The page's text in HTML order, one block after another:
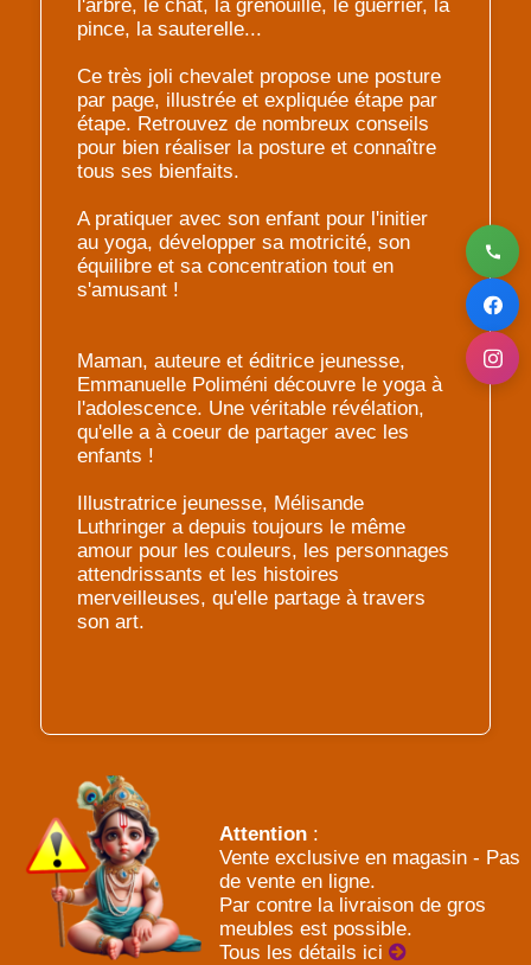
l'arbre, le chat, la grenouille, le guerrier, la
pince, la sauterelle...
Ce très joli chevalet propose une posture
par page, illustrée et expliquée étape par
étape. Retrouvez de nombreux conseils
pour bien réaliser la posture et connaître
tous ses bienfaits.
A pratiquer avec son enfant pour l'initier
au yoga, développer sa motricité, son
équilibre et sa concentration tout en
s'amusant !
Maman, auteure et éditrice jeunesse,
Emmanuelle Poliméni découvre le yoga à
l'adolescence. Une véritable révélation,
qu'elle a à coeur de partager avec les
enfants !
Illustratrice jeunesse, Mélisande
Luthringer a depuis toujours le même
amour pour les couleurs, les personnages
attendrissants et les histoires
merveilleuses, qu'elle partage à travers
son art.
Attention :
Vente exclusive en magasin - Pas
de vente en ligne.
Par contre la livraison de gros
meubles est possible.
Tous les détails ici